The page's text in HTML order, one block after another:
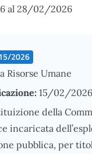
al 28/02/2026
2026
Risorse Umane
15/02/2026
della
incaricata
pubblica, per